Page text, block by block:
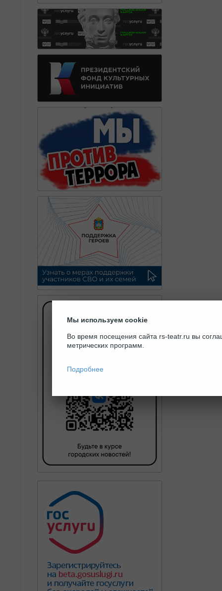
Мы используем cookie
Во время посещения сайта rs-teatr.ru вы
метрических программ.
Подробнее